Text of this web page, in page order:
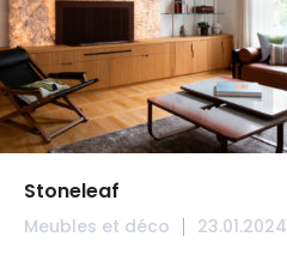
Stoneleaf
Meubles et déco 23.01.2024